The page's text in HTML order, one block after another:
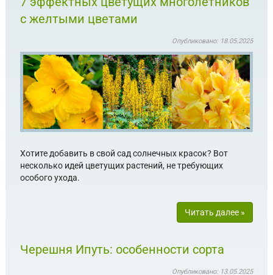
с желтыми цветами
Опубликовано: 18.05.2025
Хотите добавить в свой сад солнечных красок? Вот
несколько идей цветущих растений, не требующих
особого ухода.
Читать далее »
Черешня Ипуть: особенности сорта
Опубликовано: 13.05.2025